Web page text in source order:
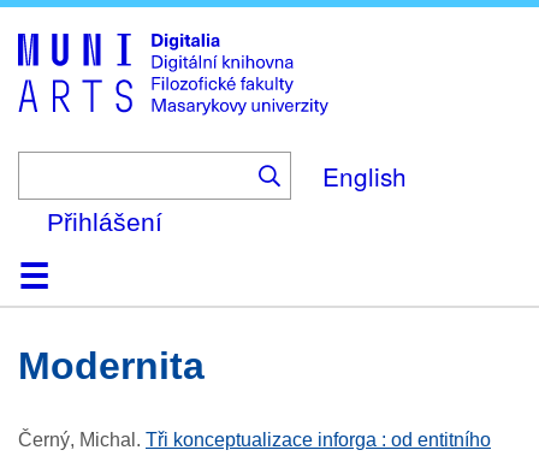
to
main
content
English
Přihlášení
DomůKolekce
Prohlížení
Vyhledávání
O platformě
Nápověda
KontaktDigitalia
modernita
Černý, Michal . Tři konceptualizace inforga : od entitního